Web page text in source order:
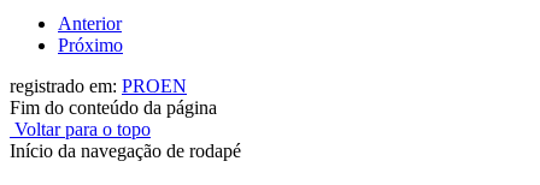
Anterior
Próximo
registrado em: PROEN
Fim do conteúdo da página
Voltar para o topo
Início da navegação de rodapé